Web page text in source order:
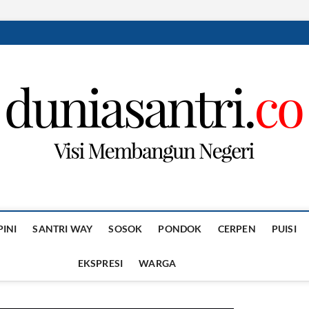
SANTRI WAY SOSOK PONDOK CERPEN PUISI
EKSPRESI WARGA